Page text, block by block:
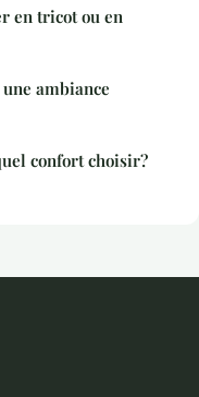
en tricot ou en
ambiance
confort choisir?